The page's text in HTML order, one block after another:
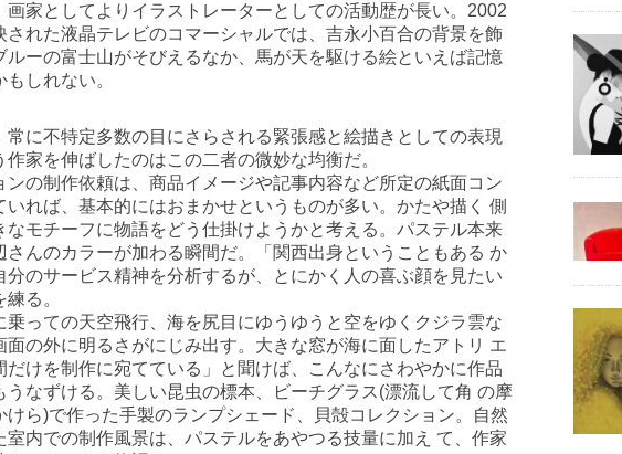
家としてよりイラストレーターとしての活動歴が長い。2002
された液晶テレビのコマーシャルでは、吉永小百合の背景を飾
ルーの富士山がそびえるなか、馬が天を駆ける絵といえば記憶
しれない。
に不特定多数の目にさらされる緊張感と絵描きとしての表現
家を伸ばしたのはこの二者の微妙な均衡だ。
ンの制作依頼は、商品イメージや記事内容など所定の紙面コン
いれば、基本的にはおまかせというものが多い。かたや描く 側
なモチーフに物語をどう仕掛けようかと考える。パステル本来
さんのカラーが加わる瞬間だ。「関西出身ということもある か
分のサービス精神を分析するが、とにかく人の喜ぶ顔を見たい
る。
乗っての天空飛行、海を尻目にゆうゆうと空をゆくクジラ雲な
面の外に明るさがにじみ出す。大きな窓が海に面したアトリ エ
だけを制作に宛てている」と聞けば、こんなにさわやかに作品
うなずける。美しい昆虫の標本、ビーチグラス(漂流して角 の摩
けら)で作った手製のランプシェード、貝殻コレクション。自然
室内での制作風景は、パステルをあやつる技量に加え て、作家